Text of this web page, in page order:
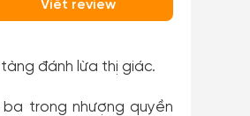
Viết review
đánh lừa thị giác.
trong nhượng quyền